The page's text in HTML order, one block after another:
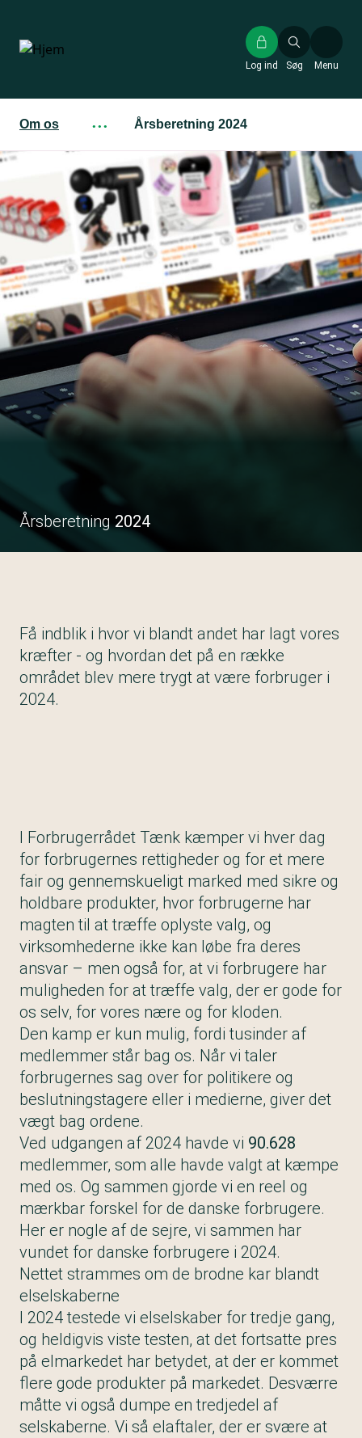
hovedindhold
Søg
Log ind Menu
Om os ··· Årsberetning 2024
Årsberetning 2024
Få indblik i hvor vi blandt andet har lagt vores
kræfter - og hvordan det på en række
området blev mere trygt at være forbruger i
2024.
I Forbrugerrådet Tænk kæmper vi hver dag
for forbrugernes rettigheder og for et mere
fair og gennemskueligt marked med sikre og
holdbare produkter, hvor forbrugerne har
magten til at træffe oplyste valg, og
virksomhederne ikke kan løbe fra deres
ansvar – men også for, at vi forbrugere har
muligheden for at træffe valg, der er gode for
os selv, for vores nære og for kloden.
Den kamp er kun mulig, fordi tusinder af
medlemmer står bag os. Når vi taler
forbrugernes sag over for politikere og
beslutningstagere eller i medierne, giver det
vægt bag ordene.
Ved udgangen af 2024 havde vi 90.628
medlemmer, som alle havde valgt at kæmpe
med os. Og sammen gjorde vi en reel og
mærkbar forskel for de danske forbrugere.
Her er nogle af de sejre, vi sammen har
vundet for danske forbrugere i 2024.
Nettet strammes om de brodne kar blandt
elselskaberne
I 2024 testede vi elselskaber for tredje gang,
og heldigvis viste testen, at det fortsatte pres
på elmarkedet har betydet, at der er kommet
flere gode produkter på markedet. Desværre
måtte vi også dumpe en tredjedel af
selskaberne. Vi så elaftaler, der er svære at